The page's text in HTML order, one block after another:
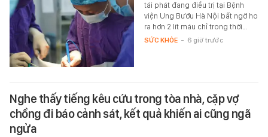
tái phát đang điều trị tại Bệnh
viện Ung Bướu Hà Nội bất ngờ ho
ra hơn 2 lít máu chỉ trong thời…
SỨC KHỎE - 6 giờ trước
Nghe thấy tiếng kêu cứu trong tòa nhà, cặp vợ
chồng đi báo cảnh sát, kết quả khiến ai cũng ngã
ngửa